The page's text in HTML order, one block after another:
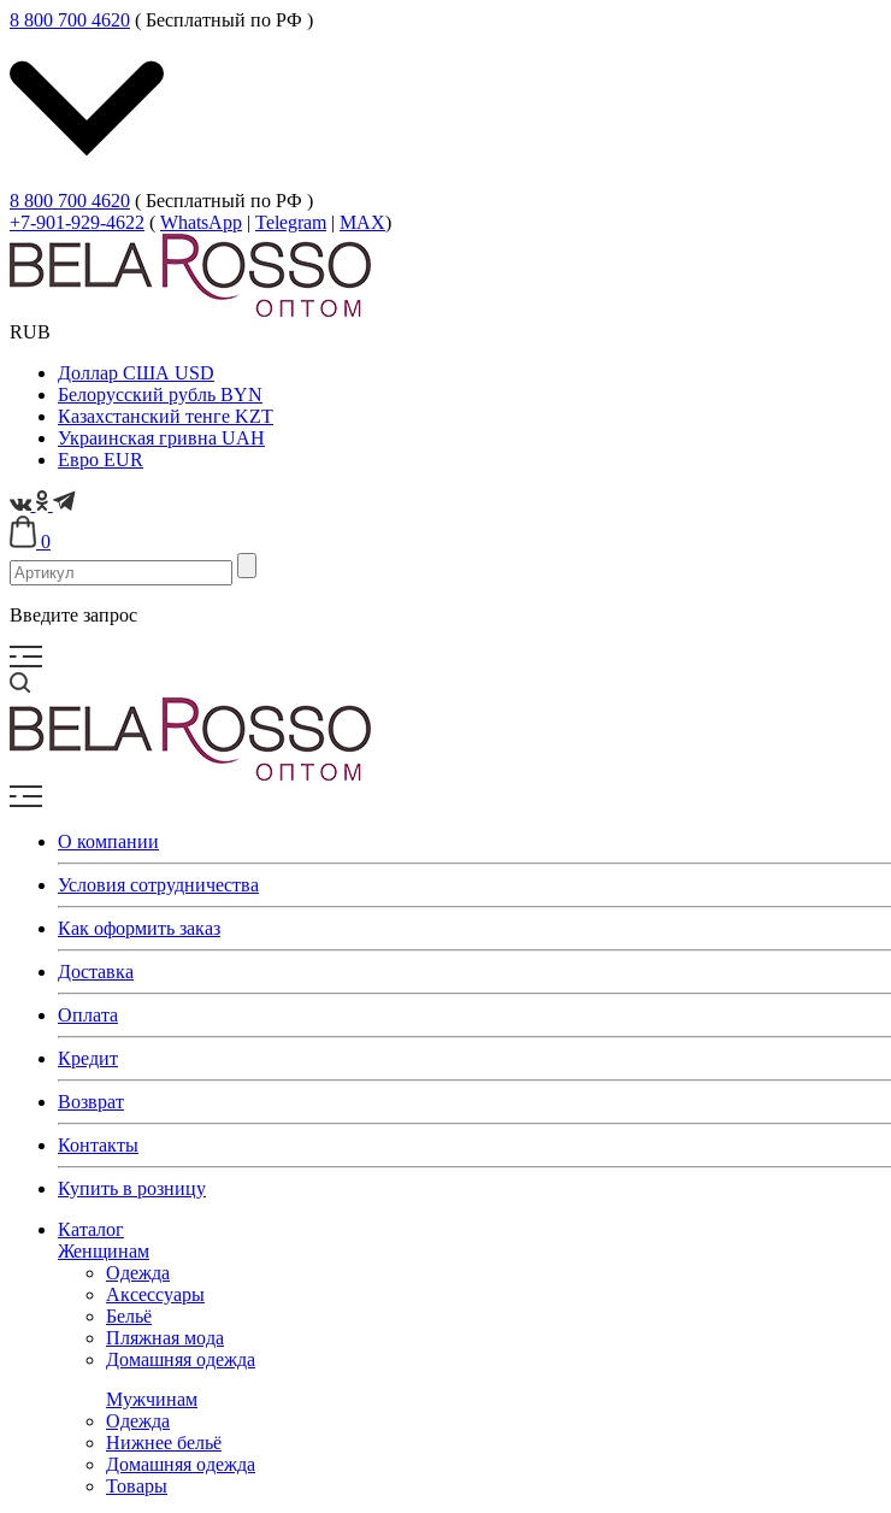
8 800 700 4620 ( Бесплатный по РФ )
8 800 700 4620 ( Бесплатный по РФ )
+7-901-929-4622 ( WhatsApp | Telegram | MAX)
RUB
Доллар США USD
Белорусский рубль BYN
Казахстанский тенге KZT
Украинская гривна UAH
Евро EUR
0
Введите запрос
О компании
Условия сотрудничества
Как оформить заказ
Доставка
Оплата
Кредит
Возврат
Контакты
Купить в розницу
Каталог
Женщинам
Одежда
Аксессуары
Бельё
Пляжная мода
Домашняя одежда
Мужчинам
Одежда
Нижнее бельё
Домашняя одежда
Товары